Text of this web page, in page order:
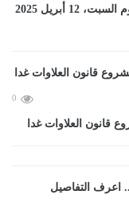
حظك اليوم.. توقعات الابراج الأحد 13-4-2025اليوم السبت، 12 أبريل 2025
0
قانون العلاوات غدا